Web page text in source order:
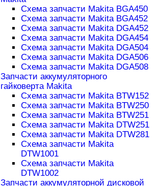
Схема запчасти Makita BGA450
Схема запчасти Makita BGA452
Схема запчасти Makita DGA452
Схема запчасти Makita DGA454
Схема запчасти Makita DGA504
Схема запчасти Makita DGA506
Схема запчасти Makita DGA508
Запчасти аккумуляторного
гайковерта Makita
Схема запчасти Makita BTW152
Схема запчасти Makita BTW250
Схема запчасти Makita BTW251
Схема запчасти Makita DTW251
Схема запчасти Makita DTW281
Схема запчасти Makita
DTW1001
Схема запчасти Makita
DTW1002
Запчасти аккумуляторной дисковой